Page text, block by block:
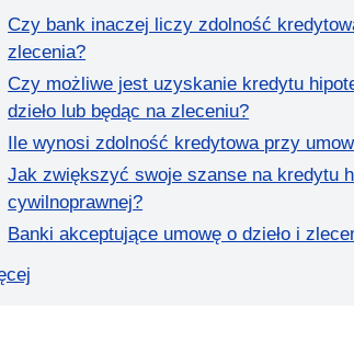
Czy bank inaczej liczy zdolność
zlecenia?
Czy możliwe jest uzyskanie kredytu
dzieło lub będąc na zleceniu?
Ile wynosi zdolność kredytowa przy
Jak zwiększyć swoje szanse na kredytu
cywilnoprawnej?
Banki akceptujące umowę o dzieło i